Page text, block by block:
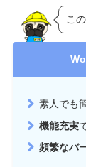
こ
素人でも
機能充実
頻繁なバ